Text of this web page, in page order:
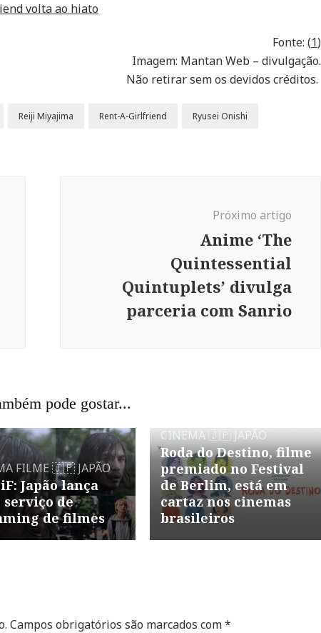
volta ao hiato
Fonte: (1)
Imagem: Mantan Web – divulgação.
Não retirar sem os devidos créditos.
Reiji Miyajima Rent-A-Girlfriend Ryusei Onishi
Próximo artigo
Anime ‘The
Quintessential
Quintuplets’ divulga
parceria com Sanrio
pode gostar...
FILME🇯🇵 JAPÃO
Japão lança
serviço de
de filmes
CINEMA🇯🇵 JAPÃO
Roda do Destino, filme
premiado no Festival
de Berlim, está em
cartaz nos cinemas
brasileiros
Campos obrigatórios são marcados com*